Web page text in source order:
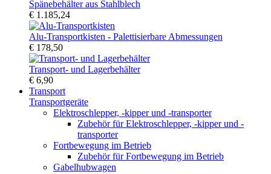
Spänebehälter aus Stahlblech
€ 1.185,24
Alu-Transportkisten - Palettisierbare Abmessungen
€ 178,50
Transport- und Lagerbehälter
€ 6,90
Transport
Transportgeräte
Elektroschlepper, -kipper und -transporter
Zubehör für Elektroschlepper, -kipper und -
transporter
Fortbewegung im Betrieb
Zubehör für Fortbewegung im Betrieb
Gabelhubwagen